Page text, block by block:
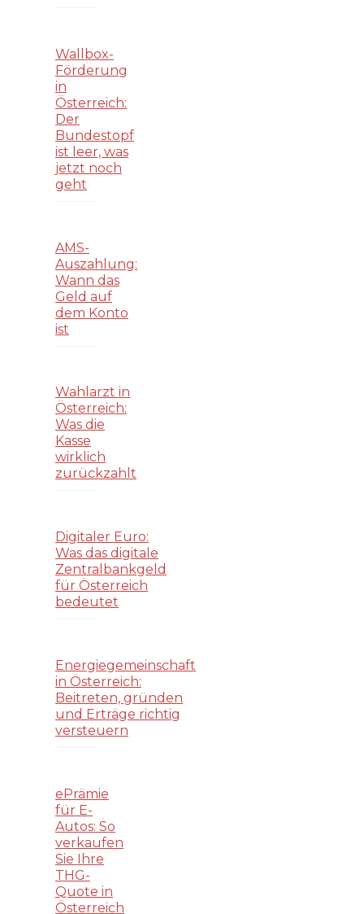
Wallbox-
Förderung
in
Österreich:
Der
Bundestopf
ist leer, was
jetzt noch
geht
AMS-
Auszahlung:
Wann das
Geld auf
dem Konto
ist
Wahlarzt in
Österreich:
Was die
Kasse
wirklich
zurückzahlt
Digitaler Euro:
Was das digitale
Zentralbankgeld
für Österreich
bedeutet
Energiegemeinschaft
in Österreich:
Beitreten, gründen
und Erträge richtig
versteuern
ePrämie
für E-
Autos: So
verkaufen
Sie Ihre
THG-
Quote in
Österreich